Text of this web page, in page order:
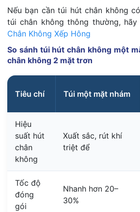
Nếu bạn cần túi hút chân không
túi chân không thông thường,
Chân Không Xếp Hông
So sánh túi hút chân không một
chân không 2 mặt trơn
Tiêu chí Túi một mặt nhám
Hiệu
suất hút
chân
không
Xuất sắc, rút khí
triệt để
Tốc độ
đóng
gói
Nhanh hơn 20–
30%